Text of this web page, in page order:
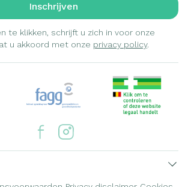
Inschrijven
te klikken, schrijft u zich in voor onze
u akkoord met onze privacy policy.